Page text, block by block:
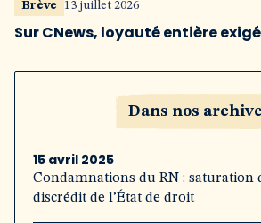
Brève 13 juillet 2026
Sur CNews, loyauté entière
Dans nos
15 avril 2025
Condamnations du RN : saturation
discrédit de l’État de droit